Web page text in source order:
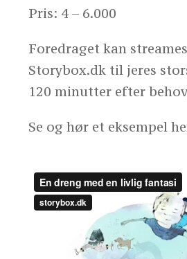
Pris: 4 – 6.000
Foredraget kan
Storybox.dk til jeres
120 minutter efter
Se og hør et eksempel